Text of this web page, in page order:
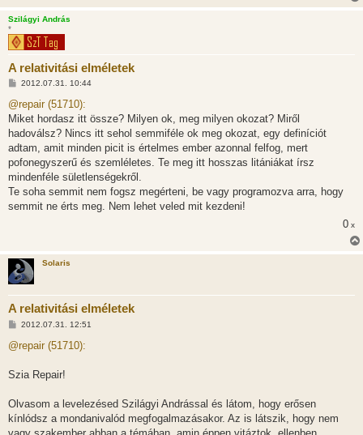
Szilágyi András
*
A relativitási elméletek
H
z
á
s
ó
l
s
2012.07.31. 10:44
@repair (51710):
Miket hordasz itt össze? Milyen ok, meg milyen okozat? Miről
hadoválsz? Nincs itt sehol semmiféle ok meg okozat, egy definíciót
adtam, amit minden picit is értelmes ember azonnal felfog, mert
pofonegyszerű és szemléletes. Te meg itt hosszas litániákat írsz
mindenféle sületlenségekről.
Te soha semmit nem fogsz megérteni, be vagy programozva arra, hogy
semmit ne érts meg. Nem lehet veled mit kezdeni!
0 x
Solaris
A relativitási elméletek
H
z
s
l
s
2012.07.31. 12:51
@repair (51710):
Szia Repair!
Olvasom a levelezésed Szilágyi Andrással és látom, hogy erősen
kínlódsz a mondanivalód megfogalmazásakor. Az is látszik, hogy nem